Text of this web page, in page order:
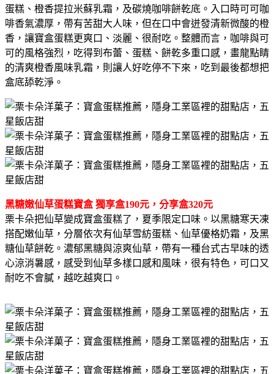
蛋糕、橙香提拉米蘇乳霜，及碳燒咖啡餅乾底。入口時可可咖
啡香氣濃厚，帶有苦甜大人味，但在口中會迸發清新微酸的橙
香，讓寶盒蛋糕更爽口、淡麗、很耐吃。整體而言，咖啡與可
可的風格強烈，吃得到布蕾、蛋糕、餅乾多重口感，畫龍點睛
的清爽橙香風味乳霜，則讓人好吃停不下來，吃到最後都想把
盒底舔乾淨。
黑糖嫩仙草蛋糕寶盒 獨享盒190元，分享盒320元
栗卡朵把仙草變成寶盒蛋糕了，夏季限定口味。以黑糖寒天凍
搭配嫩仙草，分層依次有仙草雪紡蛋糕、仙草優格奶霜，及黑
糖仙草餅乾。濃郁黑糖與涼爽仙草，帶有一種台式古早味的透
心涼消暑感，感受到仙草多樣口感和風味，很有特色，可口又
耐吃不會膩，越吃越爽口。